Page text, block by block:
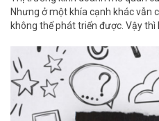
Nhưng ở một khía cạnh khác vẫn
không thể phát triển được. Vậy thì